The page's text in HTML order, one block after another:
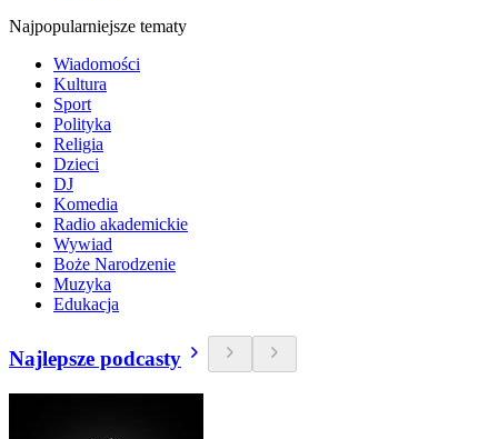
Najpopularniejsze tematy
Wiadomości
Kultura
Sport
Polityka
Religia
Dzieci
DJ
Komedia
Radio akademickie
Wywiad
Boże Narodzenie
Muzyka
Edukacja
Najlepsze podcasty